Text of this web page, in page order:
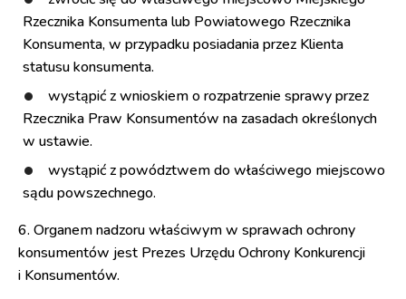
Rzecznika Konsumenta lub Powiatowego Rzecznika
Konsumenta, w przypadku posiadania przez Klienta
statusu konsumenta.
wystąpić z wnioskiem o rozpatrzenie sprawy przez
Rzecznika Praw Konsumentów na zasadach określonych
w ustawie.
wystąpić z powództwem do właściwego miejscowo
sądu powszechnego.
6. Organem nadzoru właściwym w sprawach ochrony
konsumentów jest Prezes Urzędu Ochrony Konkurencji
i Konsumentów.